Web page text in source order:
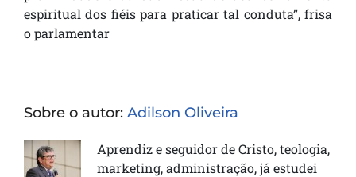
espiritual dos fiéis para praticar tal conduta”, frisa
o parlamentar
Sobre o autor: Adilson Oliveira
Aprendiz e seguidor de Cristo, teologia,
marketing, administração, já estudei